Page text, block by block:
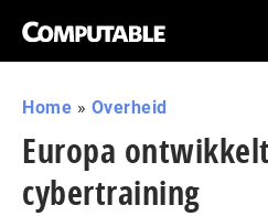
Home » Overheid
Europa
cybertraining